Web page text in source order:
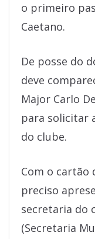
o primeiro
Caetano.
De posse do
deve
Major Carlo
para solicitar
do clube.
Com o cartão
preciso
secretaria do
(Secretaria